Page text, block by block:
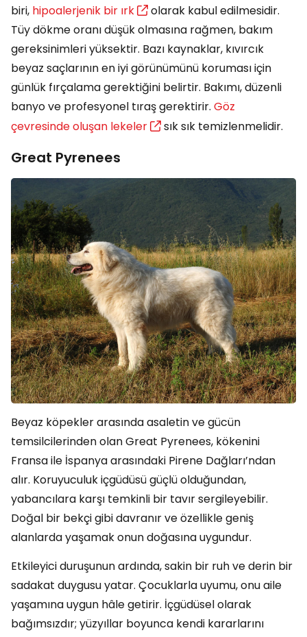
biri, hipoalerjenik bir ırk
olarak kabul edilmesidir.
Tüy dökme oranı düşük olmasına rağmen, bakım
gereksinimleri yüksektir. Bazı kaynaklar, kıvırcık
beyaz saçlarının en iyi görünümünü koruması için
günlük fırçalama gerektiğini belirtir. Bakımı, düzenli
banyo ve profesyonel tıraş gerektirir. Göz
çevresinde oluşan lekeler
sık sık temizlenmelidir.
Great Pyrenees
Beyaz köpekler arasında asaletin ve gücün
temsilcilerinden olan Great Pyrenees, kökenini
Fransa ile İspanya arasındaki Pirene Dağları’ndan
alır. Koruyuculuk içgüdüsü güçlü olduğundan,
yabancılara karşı temkinli bir tavır sergileyebilir.
Doğal bir bekçi gibi davranır ve özellikle geniş
alanlarda yaşamak onun doğasına uygundur.
Etkileyici duruşunun ardında, sakin bir ruh ve derin bir
sadakat duygusu yatar. Çocuklarla uyumu, onu aile
yaşamına uygun hâle getirir. İçgüdüsel olarak
bağımsızdır; yüzyıllar boyunca kendi kararlarını